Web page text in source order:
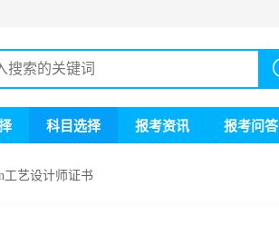
科目选择 报考资讯 报考问答
工艺设计师证书